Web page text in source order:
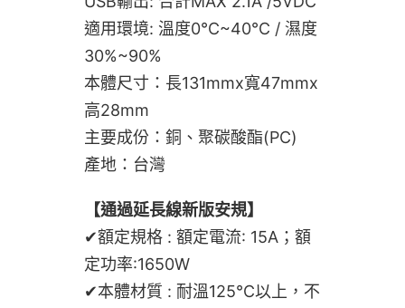
適用環境: 溫度0℃~40℃ / 濕度
30%~90%
本體尺寸：長131mmx寬47mmx
高28mm
主要成份：銅、聚碳酸酯(PC)
產地：台灣
【通過延長線新版安規】
✔額定規格 : 額定電流: 15A；額
定功率:1650W
✔本體材質 : 耐溫125℃以上，不